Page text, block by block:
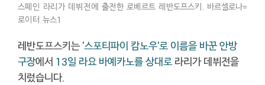
스페인 라리가 데뷔전에 출전한 로베르트 레반도프스키. 바르셀로나=
로이터 뉴스1
레반도프스키는 '스포티파이 캄노우'로 이름을 바꾼 안방
구장에서 13일 라요 바예카노를 상대로 라리가 데뷔전을
치렀습니다.